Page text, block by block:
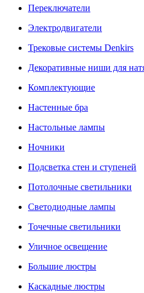
Переключатели
Электродвигатели
Трековые системы Denkirs
Декоративные ниши для
Комплектующие
Настенные бра
Настольные лампы
Ночники
Подсветка стен и ступеней
Потолочные светильники
Светодиодные лампы
Точечные светильники
Уличное освещение
Большие люстры
Каскадные люстры